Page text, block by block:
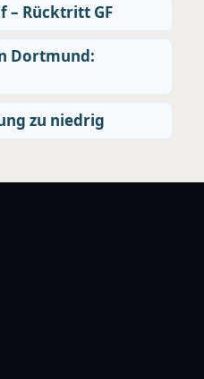
– Rücktritt GF
Dortmund:
zu niedrig